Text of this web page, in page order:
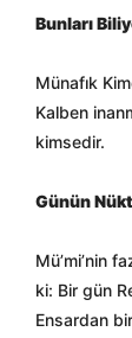
Bunları
Münafık
Kalben
kimsedir.
Günün
Mü’mi’nin
ki: Bir gün
Ensardan